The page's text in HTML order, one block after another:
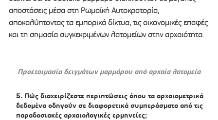
αποστάσεις μέσα στη Ρωμαϊκή Αυτοκρατορία,
αποκαλύπτοντας τα εμπορικά δίκτυα, τις οικονομικές επαφές
και τη σημασία συγκεκριμένων λατομείων στην αρχαιότητα.
Προετοιμασία δειγμάτων μαρμάρου από αρχαία λατομεία
Πώς διαχειρίζεστε περιπτώσεις όπου τα αρχαιομετρικά
δεδομένα οδηγούν σε διαφορετικά συμπεράσματα από τις
παραδοσιακές αρχαιολογικές ερμηνείες;